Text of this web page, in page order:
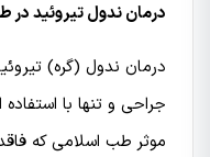
درمان ندول تیروئید
درمان ندول (گره)
جراحی و تنها با
موثر طب اسلامی که